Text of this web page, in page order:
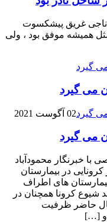
ناجی غریق پیشکسوت
همیشه موفق بود ، ولی
می گیرد
02 آگوست 2021
می گیرد
خبرنگار محمودآباد
حال حاضر 50 بیمار کرونایی در بیمارستان
71 نفر نیز در بیمارستان های اطراف
شیوع کرونا همچنان در
حاضر ظرفیت
و […]